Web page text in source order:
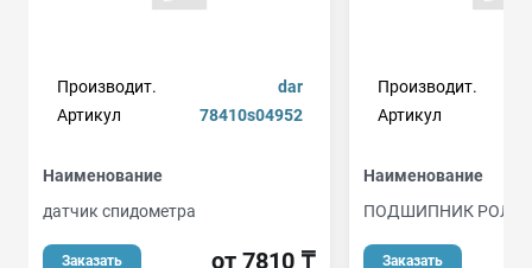
Производит.
dar
Артикул
78410s04952
Наименование
датчик спидометра
Заказать от 7810 ₸
Производит.
Артикул
Наименование
ПОДШИПНИК
Заказать